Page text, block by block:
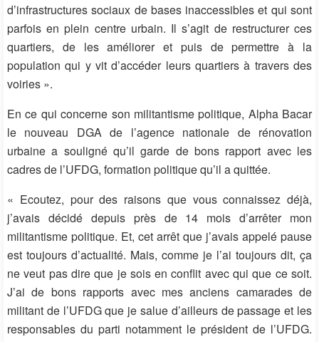
d’infrastructures sociaux de bases inaccessibles et qui sont
parfois en plein centre urbain. Il s’agit de restructurer ces
quartiers, de les améliorer et puis de permettre à la
population qui y vit d’accéder leurs quartiers à travers des
voiries ».
En ce qui concerne son militantisme politique, Alpha Bacar
le nouveau DGA de l’agence nationale de rénovation
urbaine a souligné qu’il garde de bons rapport avec les
cadres de l’UFDG, formation politique qu’il a quittée.
« Ecoutez, pour des raisons que vous connaissez déjà,
j’avais décidé depuis près de 14 mois d’arrêter mon
militantisme politique. Et, cet arrêt que j’avais appelé pause
est toujours d’actualité. Mais, comme je l’ai toujours dit, ça
ne veut pas dire que je sois en conflit avec qui que ce soit.
J’ai de bons rapports avec mes anciens camarades de
militant de l’UFDG que je salue d’ailleurs de passage et les
responsables du parti notamment le président de l’UFDG.